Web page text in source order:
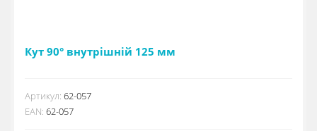
Кут 90° внутрішній 125 мм
Артикул: 62-057
EAN: 62-057